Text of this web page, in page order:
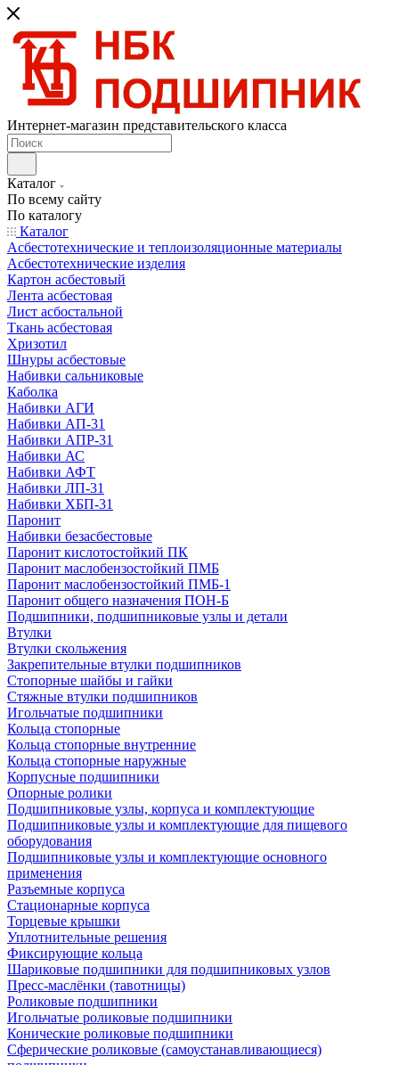
Интернет-магазин представительского класса
Каталог
По всему сайту
По каталогу
Каталог
Асбестотехнические и теплоизоляционные материалы
Асбестотехнические изделия
Картон асбестовый
Лента асбестовая
Лист асбостальной
Ткань асбестовая
Хризотил
Шнуры асбестовые
Набивки сальниковые
Каболка
Набивки АГИ
Набивки АП-31
Набивки АПР-31
Набивки АС
Набивки АФТ
Набивки ЛП-31
Набивки ХБП-31
Паронит
Набивки безасбестовые
Паронит кислотостойкий ПК
Паронит маслобензостойкий ПМБ
Паронит маслобензостойкий ПМБ-1
Паронит общего назначения ПОН-Б
Подшипники, подшипниковые узлы и детали
Втулки
Втулки скольжения
Закрепительные втулки подшипников
Стопорные шайбы и гайки
Стяжные втулки подшипников
Игольчатые подшипники
Кольца стопорные
Кольца стопорные внутренние
Кольца стопорные наружные
Корпусные подшипники
Опорные ролики
Подшипниковые узлы, корпуса и комплектующие
Подшипниковые узлы и комплектующие для пищевого
оборудования
Подшипниковые узлы и комплектующие основного
применения
Разъемные корпуса
Стационарные корпуса
Торцевые крышки
Уплотнительные решения
Фиксирующие кольца
Шариковые подшипники для подшипниковых узлов
Пресс-маслёнки (тавотницы)
Роликовые подшипники
Игольчатые роликовые подшипники
Конические роликовые подшипники
Сферические роликовые (самоустанавливающиеся)